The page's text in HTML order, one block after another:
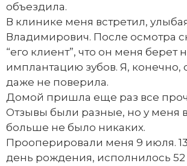
объездила.
В клинике меня встретил,
Владимирович. После осмотра
“его клиент”, что он меня берет
имплантацию зубов. Я, конечно,
даже не поверила.
Домой пришла еще раз все
Отзывы были разные, но у меня
больше не было никаких.
Прооперировали меня 9 июля.
день рождения, исполнилось 52